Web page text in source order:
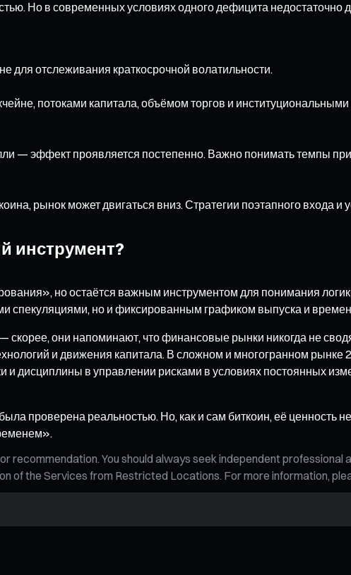
Но в современных условиях одного дефицита
для отслеживания краткосрочной волатильности.
потоками капитала, объёмом торгов и
— эффект проявляется постепенно. Важно понимать темпы
рынок может двигаться вниз. Стратегии поэтапного входа
инструмент?
но остаётся важным инструментом для понимания
спекуляциями, но и фиксированным графиком выпуска и
скорее, они напоминают, что финансовые рынки никогда не
и движения капитала. В сложном и многогранном рынке
и дисциплины в управлении рисками в условиях постоянных
проверена реальностью. Но, как и сам биткоин, её ценность
recommendation. You should always seek independent
of the Services from Restricted Locations. For more information,